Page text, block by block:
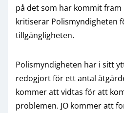
på det som har kommit fram
kritiserar Polismyndigheten
tillgängligheten.
Polismyndigheten har i sitt
redogjort för ett antal
kommer att vidtas för att
problemen. JO kommer att